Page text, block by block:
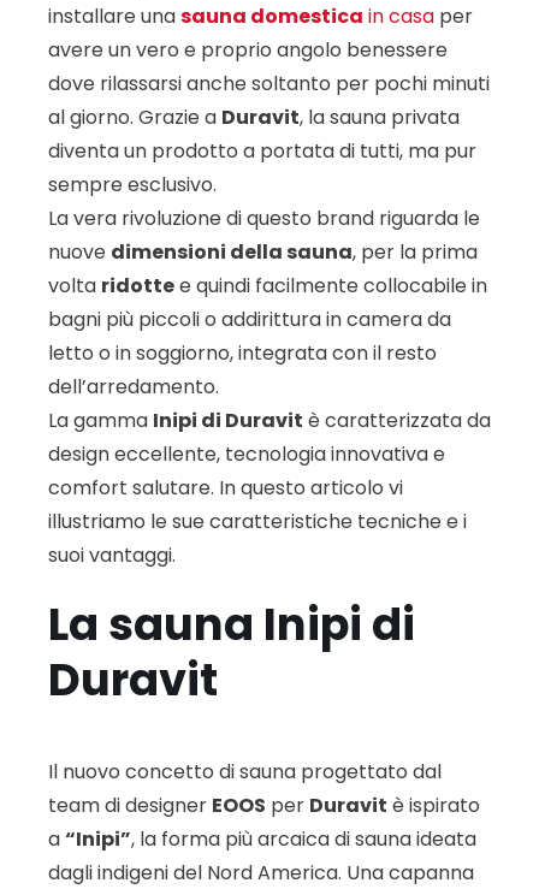
installare unasauna domestica in casa per
avere un vero e proprio angolo benessere
dove rilassarsi anche soltanto per pochi minuti
al giorno. Grazie a Duravit, la sauna privata
diventa un prodotto a portata di tutti, ma pur
sempre esclusivo.
La vera rivoluzione di questo brand riguarda le
nuove dimensioni della sauna, per la prima
volta ridottee quindi facilmente collocabile in
bagni più piccoli o addirittura in camera da
letto o in soggiorno, integrata con il resto
dell’arredamento.
La gamma Inipi di Duravit è caratterizzata da
design eccellente, tecnologia innovativa e
comfort salutare. In questo articolo vi
illustriamo le sue caratteristiche tecniche e i
suoi vantaggi.
La sauna Inipi di
Duravit
Il nuovo concetto di sauna progettato dal
team di designer EOOS per Duravit è ispirato
a“Inipi”, la forma più arcaica di sauna ideata
dagli indigeni del Nord America. Una capanna